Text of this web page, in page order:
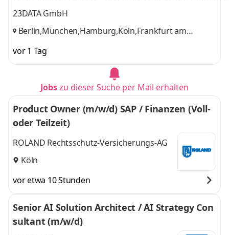
23DATA GmbH
Berlin,München,Hamburg,Köln,Frankfurt am
vor 1 Tag
Jobszu dieser Suche per Mail erhalten
Product Owner (m/w/d) SAP / Finanzen (Voll-
oder Teilzeit)
ROLAND Rechtsschutz-Versicherungs-AG
Köln
vor etwa 10 Stunden
Senior AI Solution Architect / AI Strategy Con
sultant (m/w/d)